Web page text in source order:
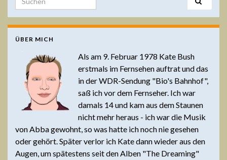
ÜBER MICH
Als am 9. Februar 1978 Kate Bush
erstmals im Fernsehen auftrat und das
in der WDR-Sendung "Bio's Bahnhof",
saß ich vor dem Fernseher. Ich war
damals 14 und kam aus dem Staunen
nicht mehr heraus - ich war die Musik
von Abba gewohnt, so was hatte ich noch nie gesehen
oder gehört. Später verlor ich Kate dann wieder aus den
Augen, um spätestens seit den Alben "The Dreaming"